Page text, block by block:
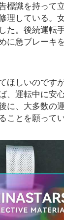
標識を持って
理している。
た。後続運転
に急ブレーキ
ほしいのです
、運転中に安
に、大多数の
ことを願ってい